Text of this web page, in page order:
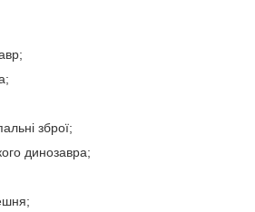
зброї;
динозавра;